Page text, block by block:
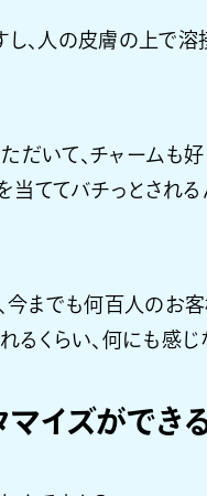
し、人の皮膚の上で
だいて、チャームも
当ててバチっとされ
今までも何百人のお
るくらい、何にも感
イズができ